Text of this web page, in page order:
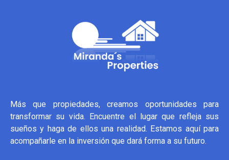
Más que propiedades, creamos oportunidades para
transformar su vida. Encuentre el lugar que refleja sus
sueños y haga de ellos una realidad. Estamos aquí para
acompañarle en la inversión que dará forma a su futuro.